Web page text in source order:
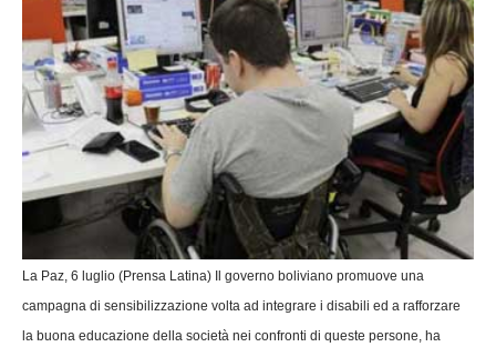
La Paz, 6 luglio (Prensa Latina) Il governo boliviano promuove una
campagna di sensibilizzazione volta ad integrare i disabili ed a rafforzare
la buona educazione della società nei confronti di queste persone, ha